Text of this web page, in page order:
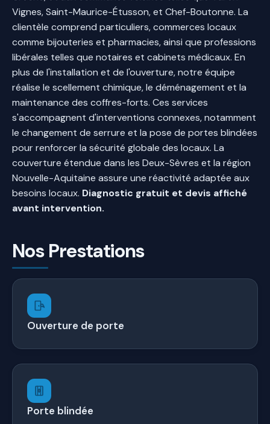
Vignes, Saint-Maurice-Étusson, et Chef-Boutonne. La
clientèle comprend particuliers, commerces locaux
comme bijouteries et pharmacies, ainsi que professions
libérales telles que notaires et cabinets médicaux. En
plus de l'installation et de l'ouverture, notre équipe
réalise le scellement chimique, le déménagement et la
maintenance des coffres-forts. Ces services
s'accompagnent d'interventions connexes, notamment
le changement de serrure et la pose de portes blindées
pour renforcer la sécurité globale des locaux. La
couverture étendue dans les Deux-Sèvres et la région
Nouvelle-Aquitaine assure une réactivité adaptée aux
besoins locaux. Diagnostic gratuit et devis affiché
avant intervention.
Nos Prestations
Ouverture de porte
Porte blindée